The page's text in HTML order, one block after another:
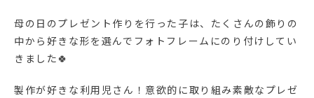
母の日のプレゼント作りを行った子は、たくさんの飾りの
中から好きな形を選んでフォトフレームにのり付けしてい
きました🍀
製作が好きな利用児さん！意欲的に取り組み素敵なプレゼ